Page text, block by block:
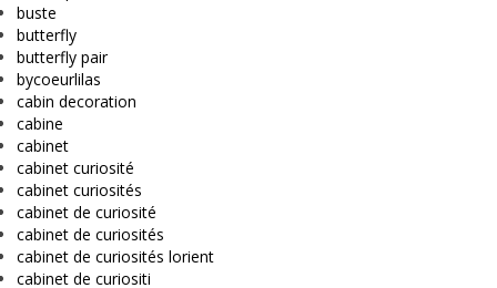
buste
butterfly
butterfly pair
bycoeurlilas
cabin decoration
cabine
cabinet
cabinet curiosité
cabinet curiosités
cabinet de curiosité
cabinet de curiosités
cabinet de curiosités lorient
cabinet de curiositi